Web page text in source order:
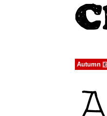
Autumn €